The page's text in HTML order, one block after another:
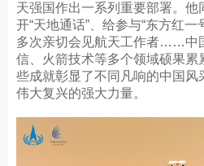
天强国作出一系列重要部署。他
开“天地通话”、给参与“东方红一
多次亲切会见航天工作者……中
信、火箭技术等多个领域硕果累
些成就彰显了不同凡响的中国风
伟大复兴的强大力量。